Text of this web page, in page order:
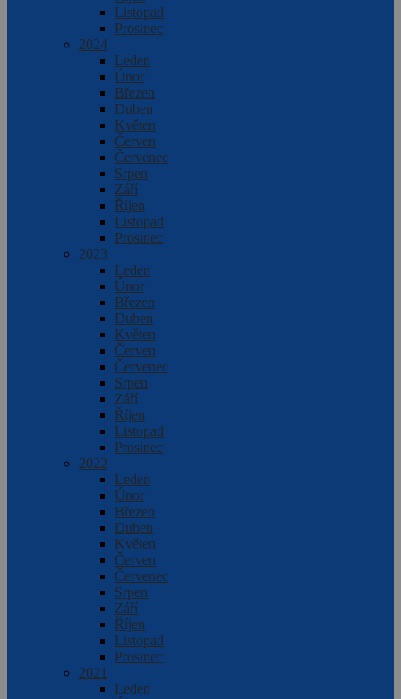
Listopad
Prosinec
2024
Leden
Únor
Březen
Duben
Květen
Červen
Červenec
Srpen
Září
Říjen
Listopad
Prosinec
2023
Leden
Únor
Březen
Duben
Květen
Červen
Červenec
Srpen
Září
Říjen
Listopad
Prosinec
2022
Leden
Únor
Březen
Duben
Květen
Červen
Červenec
Srpen
Září
Říjen
Listopad
Prosinec
2021
Leden